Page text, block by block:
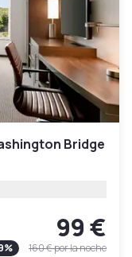
Bridge
99 €
% 160 €por la noche